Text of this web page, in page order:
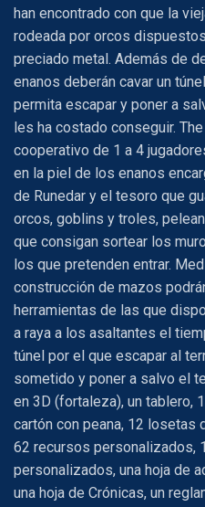
han encontrado con que la
rodeada por orcos
preciado metal. Además de
enanos deberán cavar un
permita escapar y poner a
les ha costado conseguir.
cooperativo de 1 a 4
en la piel de los enanos
de Runedar y el tesoro que
orcos, goblins y troles,
que consigan sortear los
los que pretenden entrar.
construcción de mazos
herramientas de las que
a raya a los asaltantes el
túnel por el que escapar al
sometido y poner a salvo el
en 3D (fortaleza), un tablero,
cartón con peana, 12 losetas
62 recursos personalizados,
personalizados, una hoja de
una hoja de Crónicas, un